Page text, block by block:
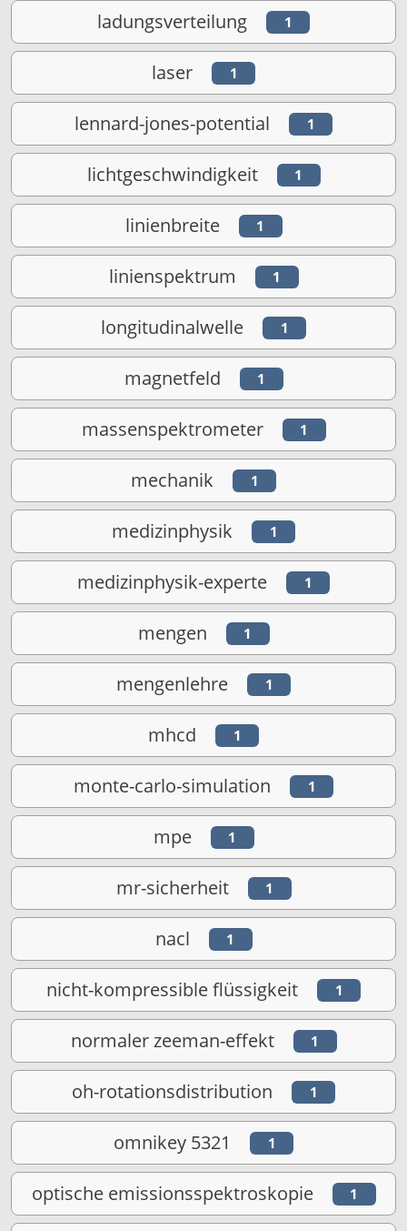
ladungsverteilung 1
laser 1
lennard-jones-potential 1
lichtgeschwindigkeit 1
linienbreite 1
linienspektrum 1
longitudinalwelle 1
magnetfeld 1
massenspektrometer 1
mechanik 1
medizinphysik 1
medizinphysik-experte 1
mengen 1
mengenlehre 1
mhcd 1
monte-carlo-simulation 1
mpe 1
mr-sicherheit 1
nacl 1
nicht-kompressible flüssigkeit 1
normaler zeeman-effekt 1
oh-rotationsdistribution 1
omnikey 5321 1
optische emissionsspektroskopie 1